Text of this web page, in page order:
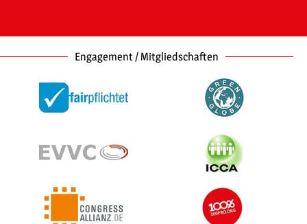
Engagement / Mitgliedschaften